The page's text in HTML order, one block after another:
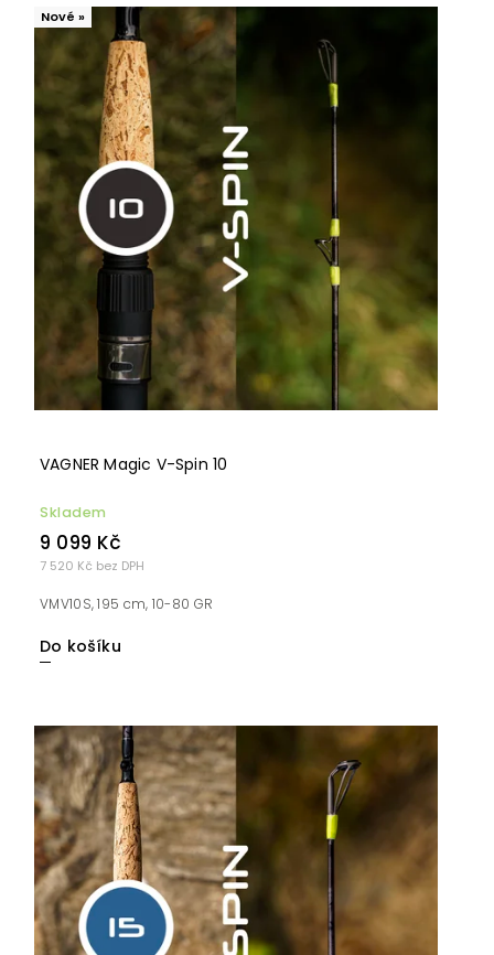
Nejprodávanější
Abecedně
Nové »
VAGNER Magic V-Spin 10
Skladem
7 520 Kč bez DPH
9 099 Kč
Do košíku
VMV10S, 195 cm, 10-80 GR